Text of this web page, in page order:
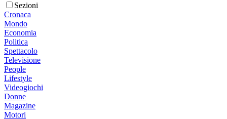
Sezioni
Cronaca
Mondo
Economia
Politica
Spettacolo
Televisione
People
Lifestyle
Videogiochi
Donne
Magazine
Motori